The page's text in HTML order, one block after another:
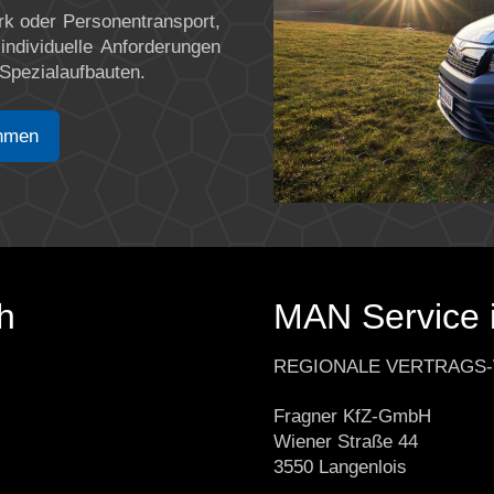
oder Personentransport,
Anforderungen
MAN Service
REGIONALE
Fragner KfZ-GmbH
Wiener Straße 44
3550 Langenlois